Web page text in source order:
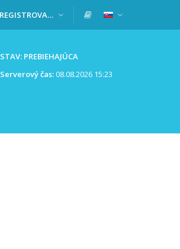
ZAREGISTROVAŤ SA
STAV: PREBIEHAJÚCA
Serverový čas:08.08.2026 15:23